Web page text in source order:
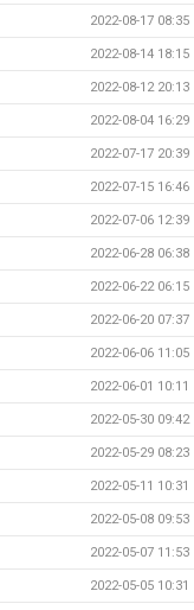
2022-08-17 08:35
2022-08-14 18:15
2022-08-12 20:13
2022-08-04 16:29
2022-07-17 20:39
2022-07-15 16:46
2022-07-06 12:39
2022-06-28 06:38
2022-06-22 06:15
2022-06-20 07:37
2022-06-06 11:05
2022-06-01 10:11
2022-05-30 09:42
2022-05-29 08:23
2022-05-11 10:31
2022-05-08 09:53
2022-05-07 11:53
2022-05-05 10:31